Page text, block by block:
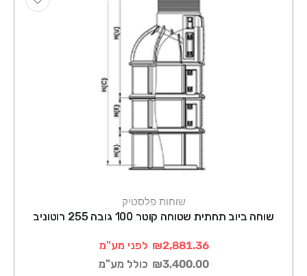
שוחות פלסטיק
שוחה ביוב תחתית שטוחה קוטר 100 גובה 255 רוטוניב
₪2,881.36 לפני מע"מ
₪3,400.00 כולל מע"מ